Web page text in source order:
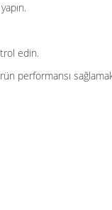
edin.
performansı